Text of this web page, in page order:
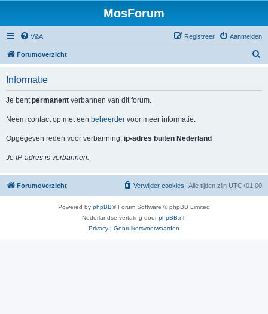
MosForum
V&A Aanmelden
Registreer
Forumoverzicht
Informatie
Je bentpermanent verbannen van dit forum.
Neem contact op met een beheerder voor meer informatie.
Opgegeven reden voor verbanning: ip-adres buiten Nederland
Je IP-adres is verbannen.
Forumoverzicht Alle tijden zijn UTC+01:00
Verwijder cookies
Powered by phpBB® Forum Software © phpBB Limited
Nederlandse vertaling doorphpBB.nl
Privacy | Gebruikersvoorwaarden